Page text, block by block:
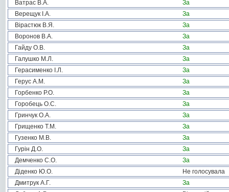
Ватрас В.А.
За
Верещук І.А.
За
Вірастюк В.Я.
За
Воронов В.А.
За
Гайду О.В.
За
Галушко М.Л.
За
Герасименко І.Л.
За
Герус А.М.
За
Горбенко Р.О.
За
Горобець О.С.
За
Гринчук О.А.
За
Грищенко Т.М.
За
Гузенко М.В.
За
Гурін Д.О.
За
Демченко С.О.
За
Діденко Ю.О.
Не голосувала
Дмитрук А.Г.
За